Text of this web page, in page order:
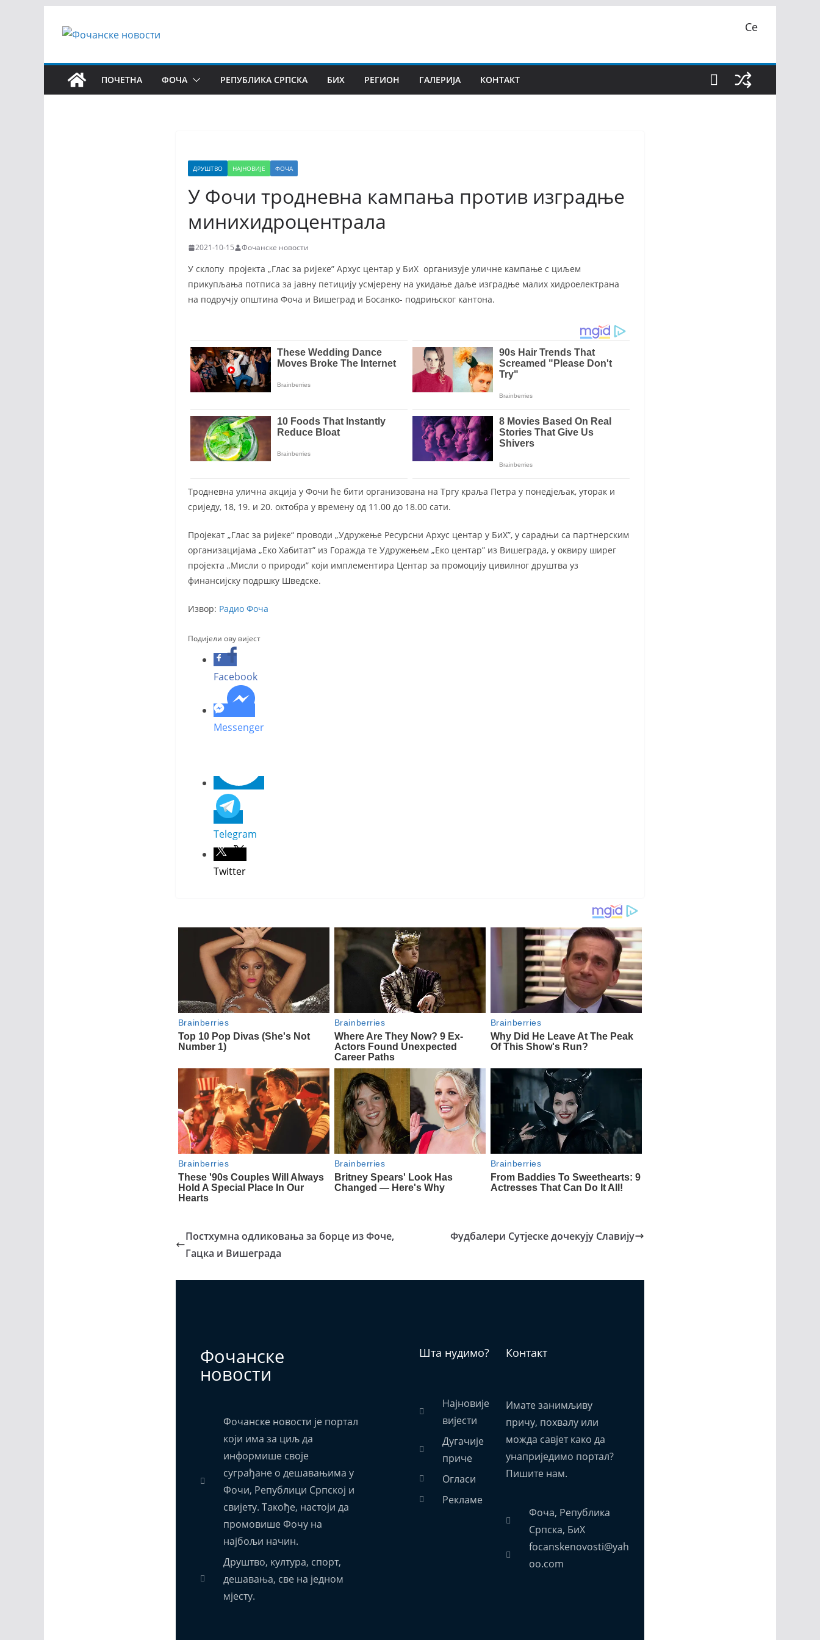
Се
ПОЧЕТНА ФОЧА РЕПУБЛИКА СРПСКА БИХ РЕГИОН ГАЛЕРИЈА КОНТАКТ
ДРУШТВО НАЈНОВИЈЕ ФОЧА
У Фочи тродневна кампања против изградње
минихидроцентрала
2021-10-15 Фочанске новости
У склопу пројекта „Глас за ријеке” Архус центар у БиХ организује уличне кампање с циљем
прикупљања потписа за јавну петицију усмјерену на укидање даље изградње малих хидроелектрана
на подручју општина Фоча и Вишеград и Босанко- подрињског кантона.
Тродневна улична акција у Фочи ће бити организована на Тргу краља Петра у понедjељак, уторак и
сриједу, 18, 19. и 20. октобра у времену од 11.00 до 18.00 сати.
Пројекaт „Глас за ријеке“ проводи „Удружење Ресурсни Архус центар у БиХ”, у сарадњи са партнерским
организацијама „Еко Хабитат” из Горажда те Удружењем „Еко центар” из Вишеграда, у оквиру ширег
пројекта „Мисли о природи” који имплементира Центар за промоцију цивилног друштва уз
финансијску подршку Шведске.
Извор: Радио Фоча
Подијели ову вијест
Facebook
Messenger
Telegram
Twitter
Постхумна одликовања за борце из Фоче,
Гацка и Вишеграда
Фудбалери Сутјеске дочекују Славију
Фочанске
новости
Фочанске новости је портал
који има за циљ да
информише своје
суграђане о дешавањима у
Фочи, Републици Српској и
свијету. Такође, настоји да
промовише Фочу на
најбољи начин.
Друштво, култура, спорт,
дешавања, све на једном
мјесту.
Шта нудимо?
Најновије
вијести
Дугачије
приче
Огласи
Рекламе
Контакт
Имате занимљиву
причу, похвалу или
можда савјет како да
унаприједимо портал?
Пишите нам.
Фоча, Република
Српска, БиХ
focanskenovosti@yah
oo.com